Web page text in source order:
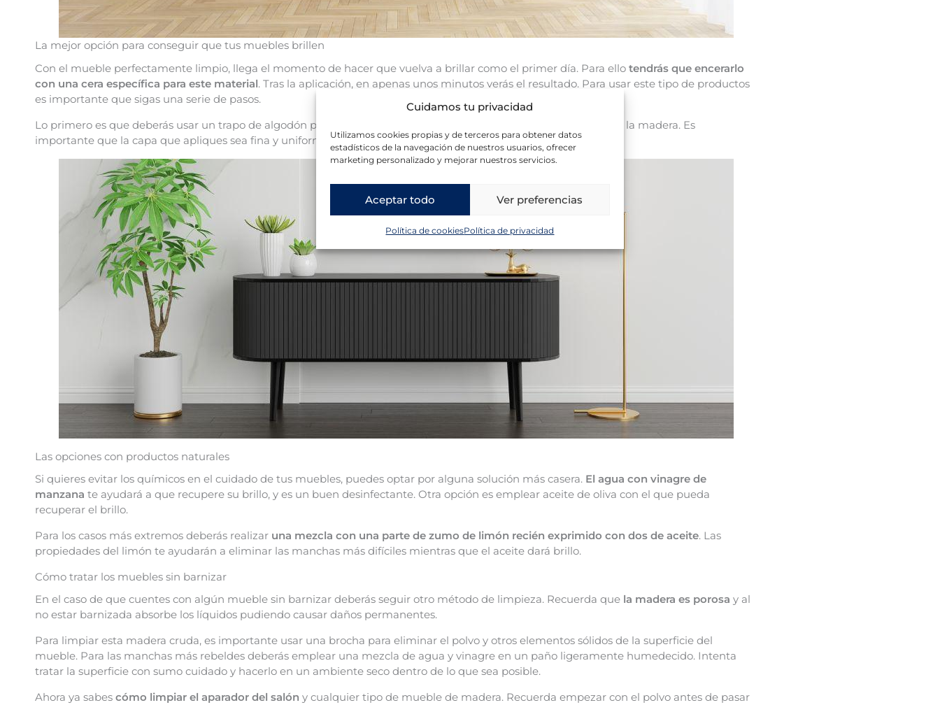
Cuidamos tu privacidad
Utilizamos cookies propias y de terceros para obtener datos
estadísticos de la navegación de nuestros usuarios, ofrecer
marketing personalizado y mejorar nuestros servicios.
Aceptar todo Ver preferencias
Política de cookiesPolítica de privacidad
La mejor opción para conseguir que tus muebles brillen
Con el mueble perfectamente limpio, llega el momento de hacer que vuelva a brillar como el primer día. Para ello tendrás que encerarlo
con una cera específica para este material. Tras la aplicación, en apenas unos minutos verás el resultado. Para usar este tipo de productos
es importante que sigas una serie de pasos.
Lo primero es que deberás usar un trapo de algodón para aplicar la cera. También es necesario seguir las vetas de la madera. Es
importante que la capa que apliques sea fina y uniforme para que el brillo que obtengas sea el más adecuado.
Las opciones con productos naturales
Si quieres evitar los químicos en el cuidado de tus muebles, puedes optar por alguna solución más casera. El agua con vinagre de
manzana te ayudará a que recupere su brillo, y es un buen desinfectante. Otra opción es emplear aceite de oliva con el que pueda
recuperar el brillo.
Para los casos más extremos deberás realizar una mezcla con una parte de zumo de limón recién exprimido con dos de aceite. Las
propiedades del limón te ayudarán a eliminar las manchas más difíciles mientras que el aceite dará brillo.
Cómo tratar los muebles sin barnizar
En el caso de que cuentes con algún mueble sin barnizar deberás seguir otro método de limpieza. Recuerda que la madera es porosa y al
no estar barnizada absorbe los líquidos pudiendo causar daños permanentes.
Para limpiar esta madera cruda, es importante usar una brocha para eliminar el polvo y otros elementos sólidos de la superficie del
mueble. Para las manchas más rebeldes deberás emplear una mezcla de agua y vinagre en un paño ligeramente humedecido. Intenta
tratar la superficie con sumo cuidado y hacerlo en un ambiente seco dentro de lo que sea posible.
Ahora ya sabes cómo limpiar el aparador del salón y cualquier tipo de mueble de madera. Recuerda empezar con el polvo antes de pasar